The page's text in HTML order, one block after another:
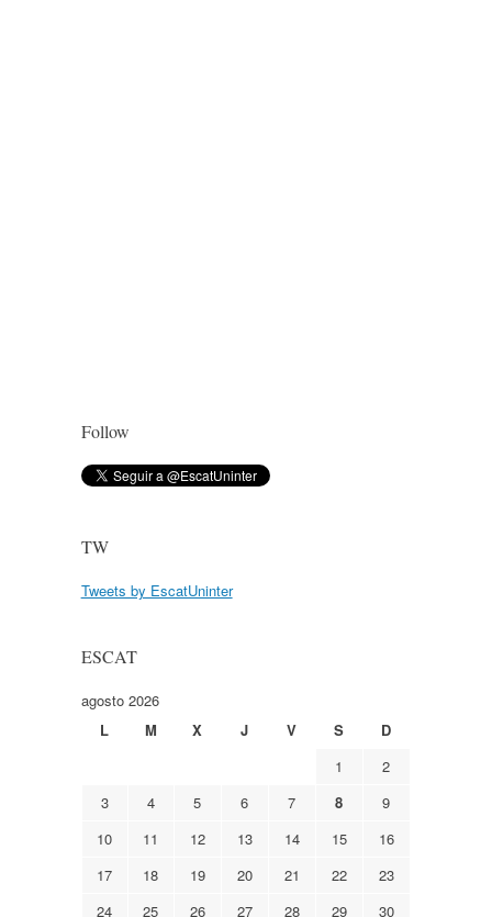
Follow
TW
Tweets by EscatUninter
ESCAT
agosto 2026
L
M X J V S
D
1
2
3
4 5 6 7 8
9
10
11 12 13 14 15
16
17
18 19 20 21 22
23
24
25 26 27 28 29 30